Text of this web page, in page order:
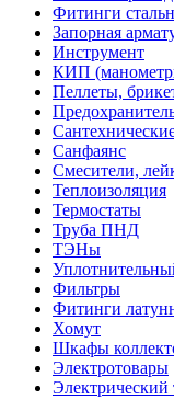
Фитинги
Запорная
Инструмент
КИП
Пеллеты,
Санфаянс
Смесители,
Теплоизоляция
Термостаты
Труба ПНД
ТЭНы
Фильтры
Фитинги
Хомут
Шкафы
Электротовары